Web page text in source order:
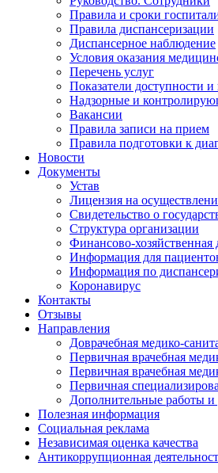
Правила и сроки
Правила диспансеризации
Диспансерное наблюдение
Условия оказания
Перечень услуг
Показатели доступности
Надзорные и
Вакансии
Правила записи на прием
Правила подготовки к
Новости
Документы
Устав
Лицензия на
Свидетельство о
Структура организации
Финансово-хозяйственная
Информация для
Информация по
Коронавирус
Контакты
Отзывы
Направления
Доврачебная медико-
Первичная врачебная
Первичная врачебная
Первичная
Дополнительные работы и
Полезная информация
Социальная реклама
Независимая оценка качества
Антикоррупционная